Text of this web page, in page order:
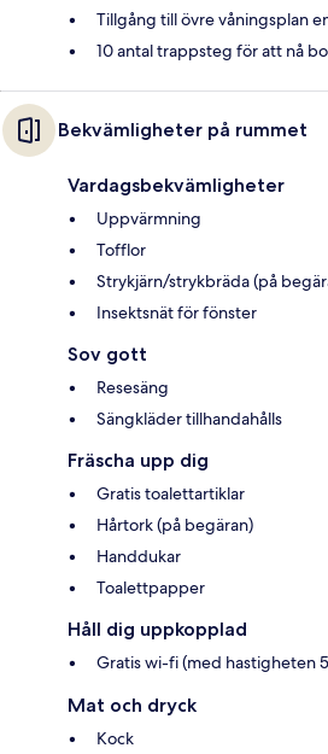
Tillgång till övre våningsplan
10 antal trappsteg för att nå
Bekvämligheter på rummet
Vardagsbekvämligheter
Uppvärmning
Tofflor
Strykjärn/strykbräda (på
Insektsnät för fönster
Sov gott
Resesäng
Sängkläder tillhandahålls
Fräscha upp dig
Gratis toalettartiklar
Hårtork (på begäran)
Handdukar
Toalettpapper
Håll dig uppkopplad
Gratis wi-fi (med hastigheten
Mat och dryck
Kock